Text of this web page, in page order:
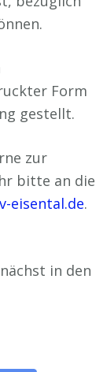
Form
gestellt.
zur
bitte an die
eisental.de.
in den